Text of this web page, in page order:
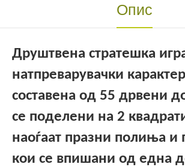
Опис
Друштвена стратешка
натпреварувачки карактер
составена од 55 дрвени
се поделени на 2
наоѓаат празни полиња и
кои се впишани од една